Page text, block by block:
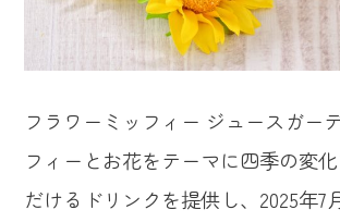
フラワーミッフィー ジュースガー
フィーとお花をテーマに四季の変
だけるドリンクを提供し、2025年7